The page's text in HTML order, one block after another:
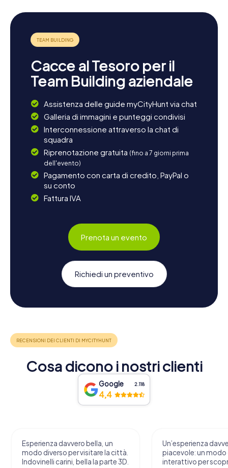
Cacce al Tesoro per il
Team Building aziendale
Assistenza delle guide myCityHunt via chat
Galleria di immagini e punteggi condivisi
Interconnessione attraverso la chat di
squadra
Riprenotazione gratuita (fino a 7 giorni prima
dell'evento)
Pagamento con carta di credito, PayPal o
su conto
Fattura IVA
Prenota un evento
Richiedi un preventivo
Cosa dicono i nostri clienti
Google 2.118
4,4
Esperienza davvero bella, un
modo diverso per visitare la città.
Indovinelli carini, bella la parte 3D.
Un’esperienza
piacevole: un modo
interattivo per